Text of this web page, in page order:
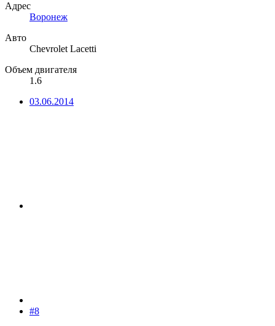
Адрес
Воронеж
Авто
Chevrolet Lacetti
Объем двигателя
1.6
03.06.2014
#8